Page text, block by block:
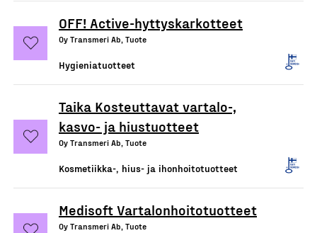
OFF! Active-hyttyskarkotteet
Oy Transmeri Ab, Tuote
Hygieniatuotteet
Taika Kosteuttavat vartalo-,
kasvo- ja hiustuotteet
Oy Transmeri Ab, Tuote
Kosmetiikka-, hius- ja ihonhoitotuotteet
Medisoft Vartalonhoitotuotteet
Oy Transmeri Ab, Tuote